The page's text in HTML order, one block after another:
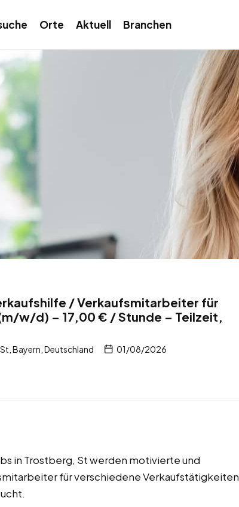
Orte Aktuell Branchen
/ Verkaufsmitarbeiter für
w/d) – 17,00 € / Stunde – Teilzeit,
Bayern, Deutschland 01/08/2026
in Trostberg, St werden motivierte und
für verschiedene Verkaufstätigkeiten